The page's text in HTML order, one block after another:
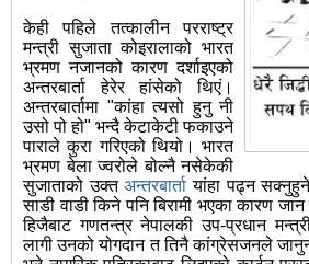
केही पहिले तत्कालीन परराष्ट्र
मन्त्री सुजाता कोइरालाको भारत
भ्रमण नजानको कारण दर्शाइएको
अन्तरबार्ता हेरेर हांसेको थिएं।
अन्तरबार्तामा "कांहा त्यसो हुनु नी
उसो पो हो" भन्दै केटाकेटी फकाउने
पाराले कुरा गरिएको थियो। भारत
भ्रमण बेला ज्वरोले बोल्नै नसेकेकी
सुजाताको उक्तअन्तरबार्तायांहा पढ्न
साडी वाडी किने पनि बिरामी भएका कारण
हिजैबाट गणतन्त्र नेपालकी उप-प्रधान
लागी उनको योगदान त तिनै कांग्रेसजनले